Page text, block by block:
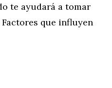
te ayudará a tomar
que influyen